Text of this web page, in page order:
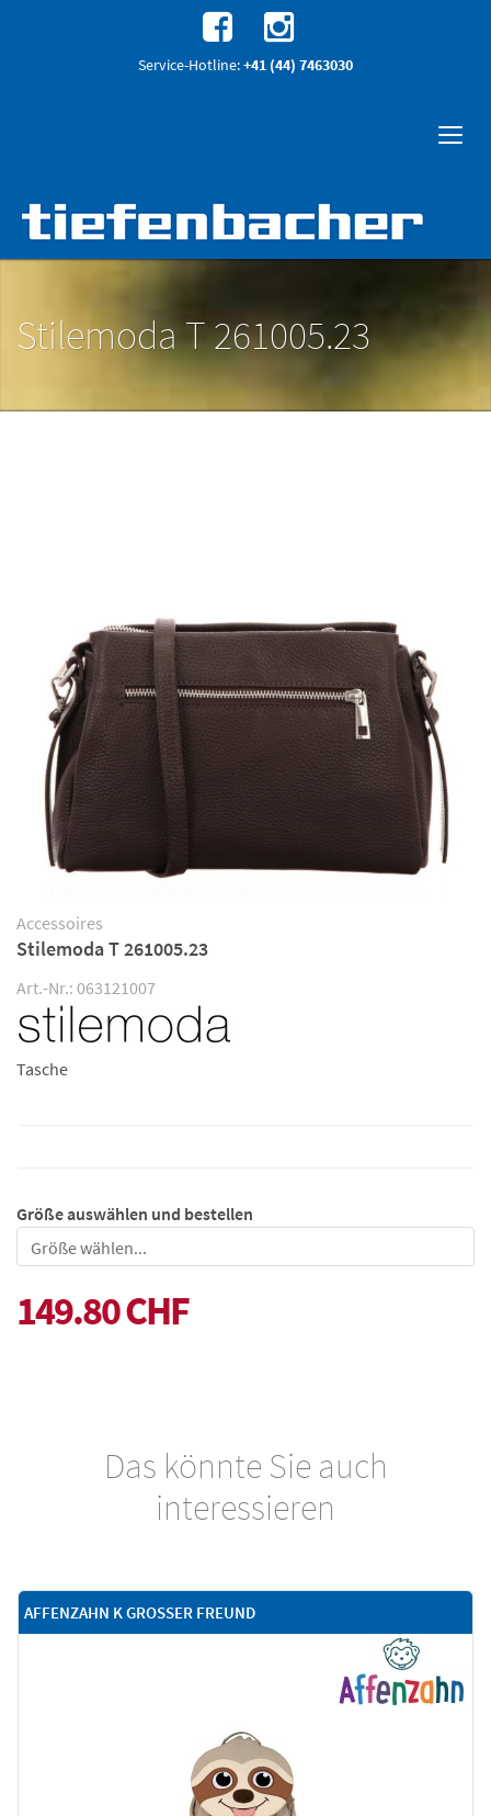
Service-Hotline:+41 (44) 7463030
Stilemoda T 261005.23
Accessoires
Stilemoda T 261005.23
Art.-Nr.: 063121007
Tasche
Größe auswählen und bestellen
Größe
149.80 CHF
Das könnte Sie auch
interessieren
AFFENZAHN K GROSSER FREUND